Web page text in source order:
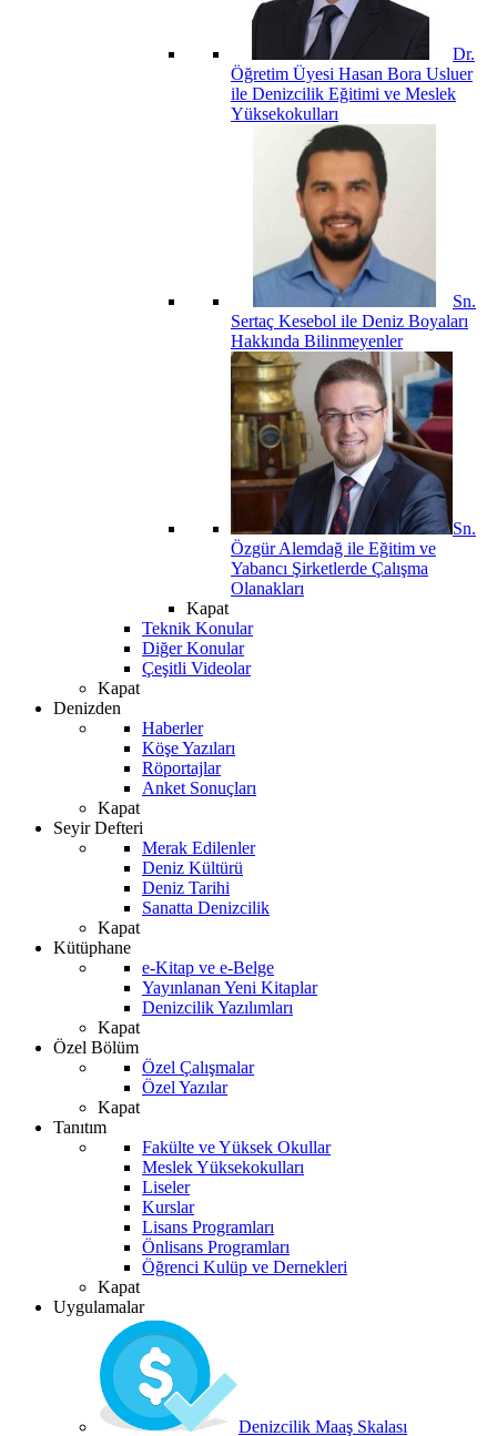
Dr.
Öğretim Üyesi Hasan Bora Usluer
ile Denizcilik Eğitimi ve Meslek
Yüksekokulları
Sn.
Sertaç Kesebol ile Deniz Boyaları
Hakkında Bilinmeyenler
Sn.
Özgür Alemdağ ile Eğitim ve
Yabancı Şirketlerde Çalışma
Olanakları
Kapat
Teknik Konular
Diğer Konular
Çeşitli Videolar
Kapat
Denizden
Haberler
Köşe Yazıları
Röportajlar
Anket Sonuçları
Kapat
Seyir Defteri
Merak Edilenler
Deniz Kültürü
Deniz Tarihi
Sanatta Denizcilik
Kapat
Kütüphane
e-Kitap ve e-Belge
Yayınlanan Yeni Kitaplar
Denizcilik Yazılımları
Kapat
Özel Bölüm
Özel Çalışmalar
Özel Yazılar
Kapat
Tanıtım
Fakülte ve Yüksek Okullar
Meslek Yüksekokulları
Liseler
Kurslar
Lisans Programları
Önlisans Programları
Öğrenci Kulüp ve Dernekleri
Kapat
Uygulamalar
Denizcilik Maaş Skalası